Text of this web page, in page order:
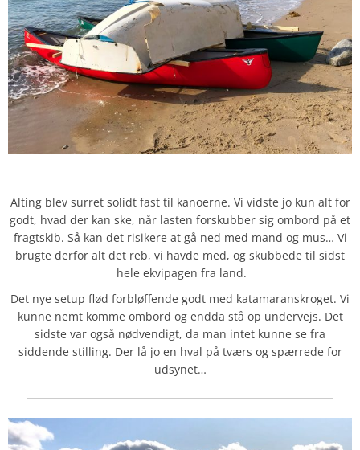
Alting blev surret solidt fast til kanoerne. Vi vidste jo kun alt for
godt, hvad der kan ske, når lasten forskubber sig ombord på et
fragtskib. Så kan det risikere at gå ned med mand og mus… Vi
brugte derfor alt det reb, vi havde med, og skubbede til sidst
hele ekvipagen fra land.
Det nye setup flød forbløffende godt med katamaranskroget. Vi
kunne nemt komme ombord og endda stå op undervejs. Det
sidste var også nødvendigt, da man intet kunne se fra
siddende stilling. Der lå jo en hval på tværs og spærrede for
udsynet…